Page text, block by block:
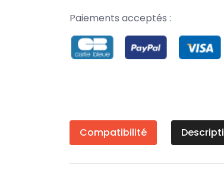
Paiements acceptés :
Compatibilité